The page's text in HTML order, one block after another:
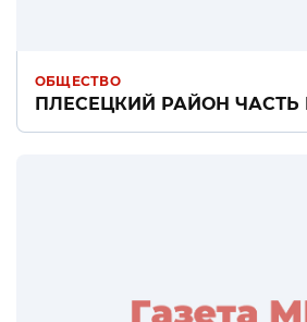
ОБЩЕСТВО
ПЛЕСЕЦКИЙ РАЙОН ЧАСТЬ II